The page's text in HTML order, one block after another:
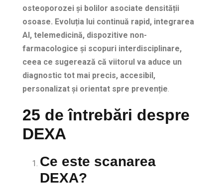
osteoporozei și bolilor asociate densității
osoase. Evoluția lui continuă rapid, integrarea
AI, telemedicină, dispozitive non-
farmacologice și scopuri interdisciplinare,
ceea ce sugerează că viitorul va aduce un
diagnostic tot mai precis, accesibil,
personalizat și orientat spre prevenție.
25 de întrebări despre
DEXA
Ce este scanarea
DEXA?